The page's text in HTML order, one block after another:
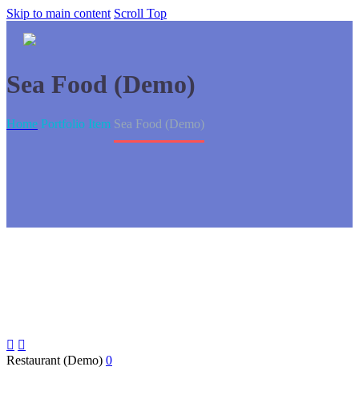
Skip to main content Scroll Top
Sea Food (Demo)
Home Portfolio Item Sea Food (Demo)
 
Restaurant (Demo) 0